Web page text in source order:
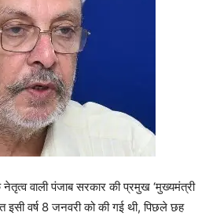
वाली पंजाब सरकार की प्रमुख ‘मुख्यमंत्री
वर्ष 8 जनवरी को की गई थी, पिछले छह